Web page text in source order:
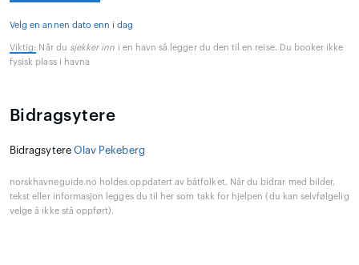
Velg en annen dato enn i dag
Viktig: Når du sjekker inn i en havn så legger du den til en reise. Du booker ikke
fysisk plass i havna
Bidragsytere
Bidragsytere Olav Pekeberg
norskhavneguide.no holdes oppdatert av båtfolket. Når du bidrar med bilder,
tekst eller informasjon legges du til her som takk for hjelpen (du kan selvfølgelig
velge å ikke stå oppført).